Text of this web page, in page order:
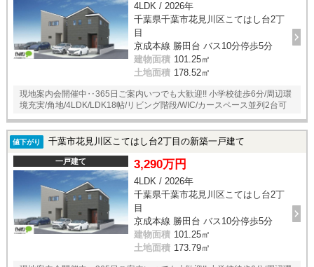
4LDK / 2026年
千葉県千葉市花見川区こてはし台2丁
目
京成本線 勝田台 バス10分停歩5分
建物面積 101.25㎡
土地面積 178.52㎡
現地案内会開催中‥365日ご案内いつでも大歓迎!! 小学校徒歩6分/周辺環
境充実/角地/4LDK/LDK18帖/リビング階段/WIC/カースペース並列2台可
値下がり 千葉市花見川区こてはし台2丁目の新築一戸建て
一戸建て 3,290万円
4LDK / 2026年
千葉県千葉市花見川区こてはし台2丁
目
京成本線 勝田台 バス10分停歩5分
建物面積 101.25㎡
土地面積 173.79㎡